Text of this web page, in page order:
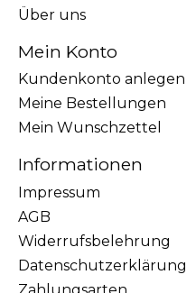
Über uns
Mein Konto
Kundenkonto anlegen
Meine Bestellungen
Mein Wunschzettel
Informationen
Impressum
AGB
Widerrufsbelehrung
Datenschutzerklärung